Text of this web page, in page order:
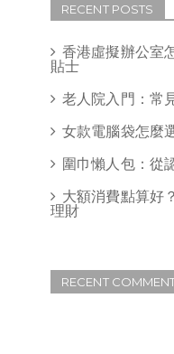
RECENT POSTS
香港虛擬辦公室
貼士
老人院入門：常
女款電腦袋怎麼
圍巾懶人包：從
大額消費點算好
理財
RECENT